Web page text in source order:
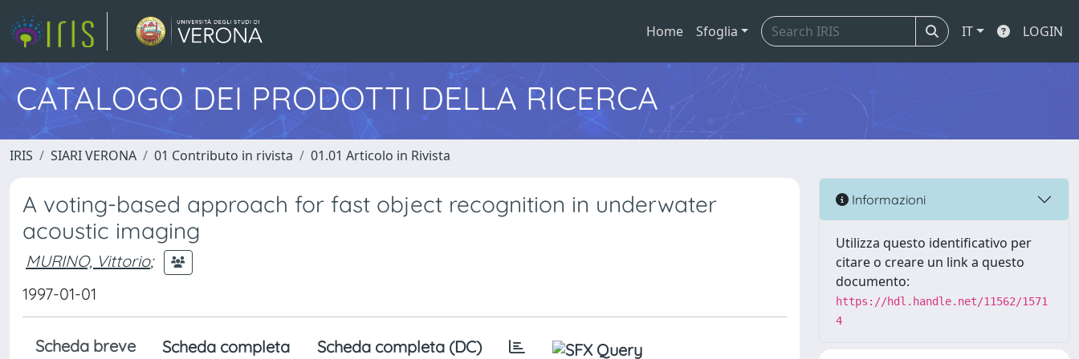
Home Sfoglia IT LOGIN
CATALOGO DEI PRODOTTI DELLA RICERCA
IRIS SIARI VERONA 01 Contributo in rivista 01.01 Articolo in Rivista
A voting-based approach for fast object recognition in underwater
acoustic imaging
MURINO, Vittorio;
1997-01-01
Scheda breve Scheda completa Scheda completa (DC)
Informazioni
Utilizza questo identificativo per
citare o creare un link a questo
documento:
https://hdl.handle.net/11562/1571
4